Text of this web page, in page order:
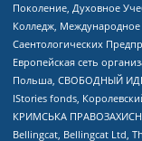
Поколение, Духовное
Колледж, Международное
Саентологических
Европейская сеть
Польша, СВОБОДНЫЙ
IStories fonds,
КРИМСЬКА
Bellingcat, Bellingcat Ltd,